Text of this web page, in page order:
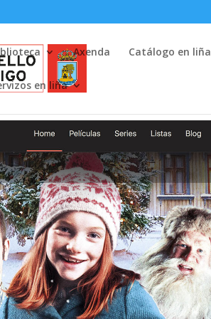
Axenda Catálogo en liña
en liña